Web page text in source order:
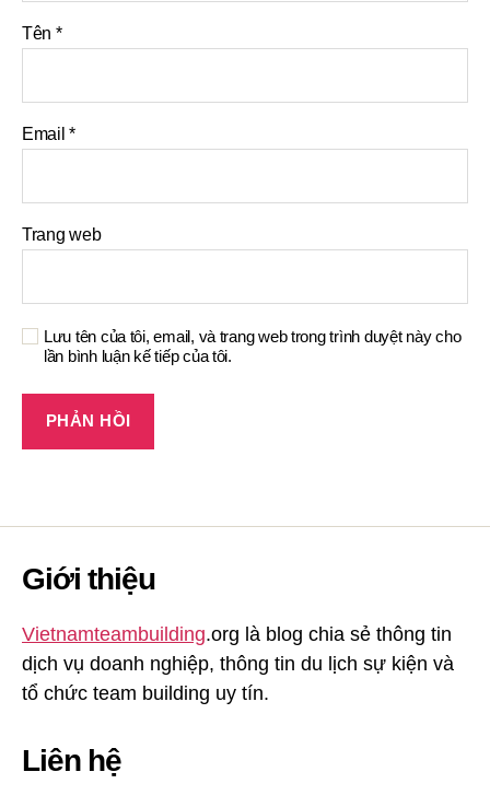
Tên *
Email*
Trang web
Lưu tên của tôi, email, và trang web trong trình duyệt này cho
lần bình luận kế tiếp của tôi.
Giới thiệu
Vietnamteambuilding.org là blog chia sẻ thông tin
dịch vụ doanh nghiệp, thông tin du lịch sự kiện và
tổ chức team building uy tín.
Liên hệ